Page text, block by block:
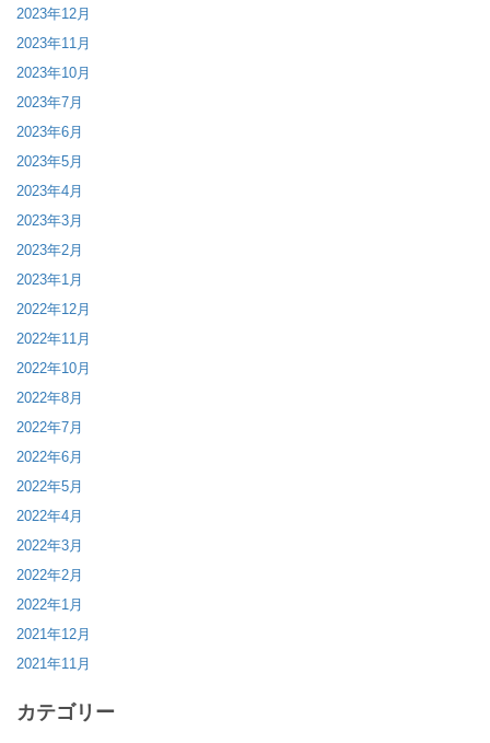
2023年12月
2023年11月
2023年10月
2023年7月
2023年6月
2023年5月
2023年4月
2023年3月
2023年2月
2023年1月
2022年12月
2022年11月
2022年10月
2022年8月
2022年7月
2022年6月
2022年5月
2022年4月
2022年3月
2022年2月
2022年1月
2021年12月
2021年11月
カテゴリー